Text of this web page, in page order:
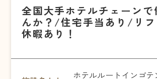
全国大手ホテルチェーンで
んか？/住宅手当あり/リフ
休暇あり！
ホテルルートインゴテ